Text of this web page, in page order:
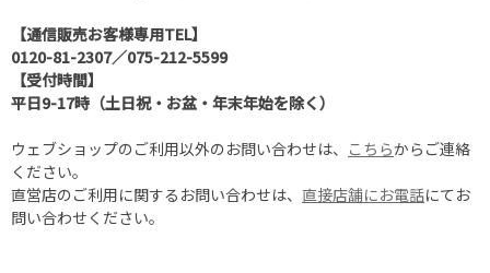
【通信販売お客様専用TEL】
0120-81-2307／075-212-5599
【受付時間】
平日9-17時（土日祝・お盆・年末年始を除く）
ウェブショップのご利用以外のお問い合わせは、 こちらからご連絡
ください。
直営店のご利用に関するお問い合わせは、 直接店舗にお電話にてお
問い合わせください。